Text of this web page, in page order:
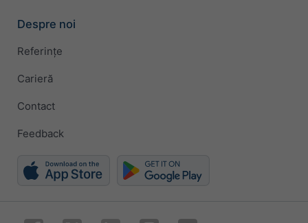
Despre noi
Referințe
Carieră
Contact
Feedback